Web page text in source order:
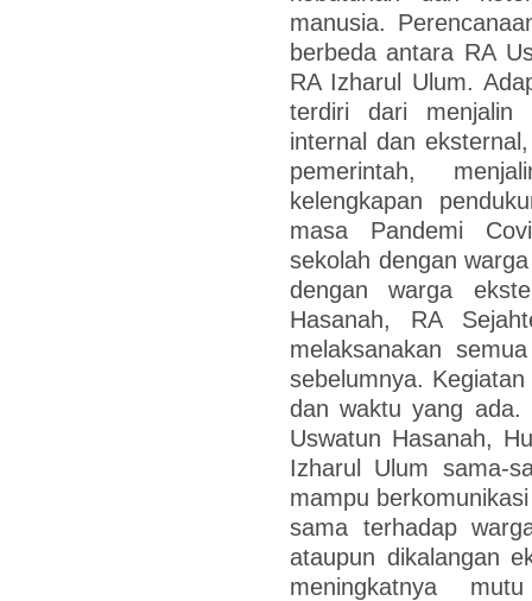
manusia.
berbeda antara RA
RA Izharul Ulum.
terdiri dari menjalin
internal dan
pemerintah,
kelengkapan
masa Pandemi
sekolah dengan
dengan warga
Hasanah, RA
melaksanakan
sebelumnya.
dan waktu yang ada.
Uswatun Hasanah,
Izharul Ulum sama-
mampu
sama terhadap
ataupun dikalangan
meningkatnya